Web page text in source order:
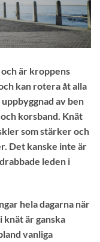
är kroppens
kan rotera åt alla
av ben
korsband. Knät
som stärker och
Det kanske inte är
leden i
hela dagarna när
knät är ganska
vanliga